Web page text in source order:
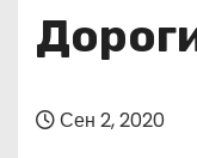
Сен 2, 2020